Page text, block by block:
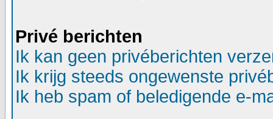
Privé berichten
Ik kan geen privéberichten
Ik krijg steeds ongewenste
Ik heb spam of beledigende e-